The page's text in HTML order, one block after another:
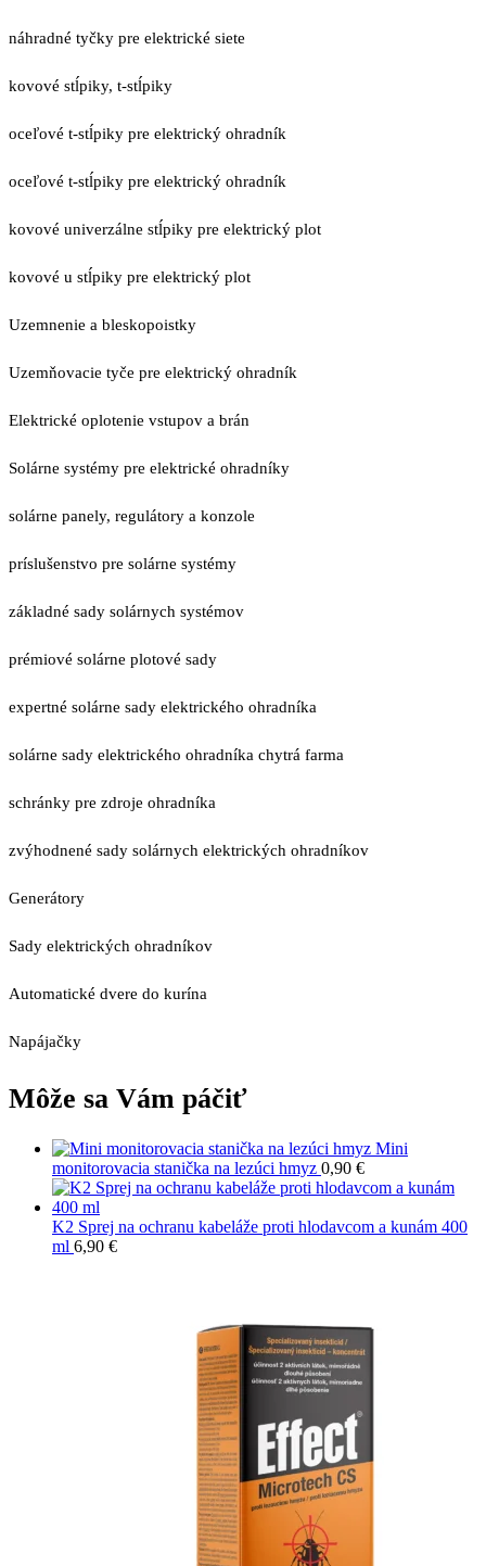
náhradné tyčky pre elektrické siete
kovové stĺpiky, t-stĺpiky
oceľové t-stĺpiky pre elektrický ohradník
oceľové t-stĺpiky pre elektrický ohradník
kovové univerzálne stĺpiky pre elektrický plot
kovové u stĺpiky pre elektrický plot
Uzemnenie a bleskopoistky
Uzemňovacie tyče pre elektrický ohradník
Elektrické oplotenie vstupov a brán
Solárne systémy pre elektrické ohradníky
solárne panely, regulátory a konzole
príslušenstvo pre solárne systémy
základné sady solárnych systémov
prémiové solárne plotové sady
expertné solárne sady elektrického ohradníka
solárne sady elektrického ohradníka chytrá farma
schránky pre zdroje ohradníka
zvýhodnené sady solárnych elektrických ohradníkov
Generátory
Sady elektrických ohradníkov
Automatické dvere do kurína
Napájačky
Môže sa Vám páčiť
Mini
monitorovacia stanička na lezúci hmyz 0,90 €
K2 Sprej na ochranu kabeláže proti hlodavcom a kunám 400
ml 6,90 €